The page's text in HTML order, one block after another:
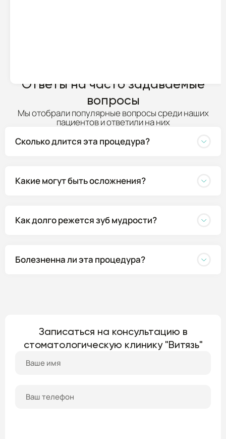
Ответы на часто задаваемые
вопросы
Мы отобрали популярные вопросы среди наших
пациентов и ответили на них
Сколько длится эта процедура?
Какие могут быть осложнения?
Как долго режется зуб мудрости?
Болезненна ли эта процедура?
Записаться на консультацию в
стоматологическую клинику "Витязь"